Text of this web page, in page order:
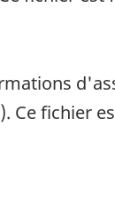
Ce fichier